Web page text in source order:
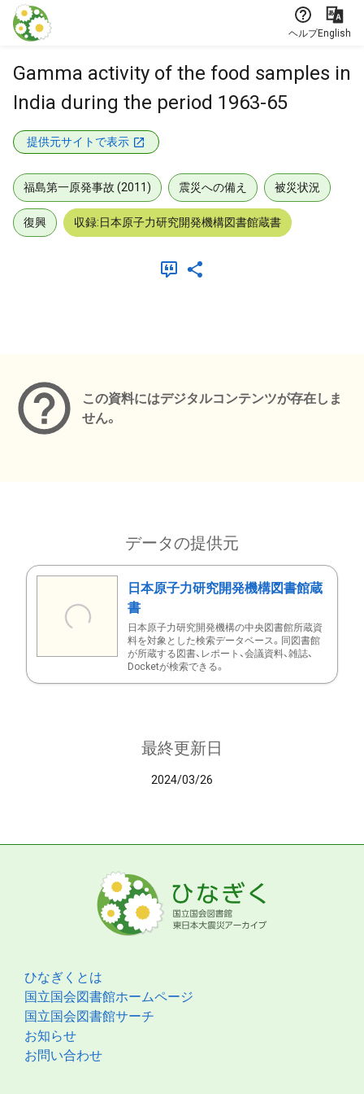
本文に飛ぶ
ヘルプEnglish
Gamma activity of the food samples in
India during the period 1963-65
提供元サイトで表示
福島第一原発事故 (2011) 震災への備え 被災状況
復興 収録:日本原子力研究開発機構図書館蔵書
この資料にはデジタルコンテンツが存在しま
せん。
データの提供元
日本原子力研究開発機構図書館蔵
書
日本原子力研究開発機構の中央図書館所蔵資
料を対象とした検索データベース。同図書館
が所蔵する図書、レポート、会議資料、雑誌、
Docketが検索できる。
最終更新日
2024/03/26
ひなぎくとは
国立国会図書館ホームページ
国立国会図書館サーチ
お知らせ
お問い合わせ